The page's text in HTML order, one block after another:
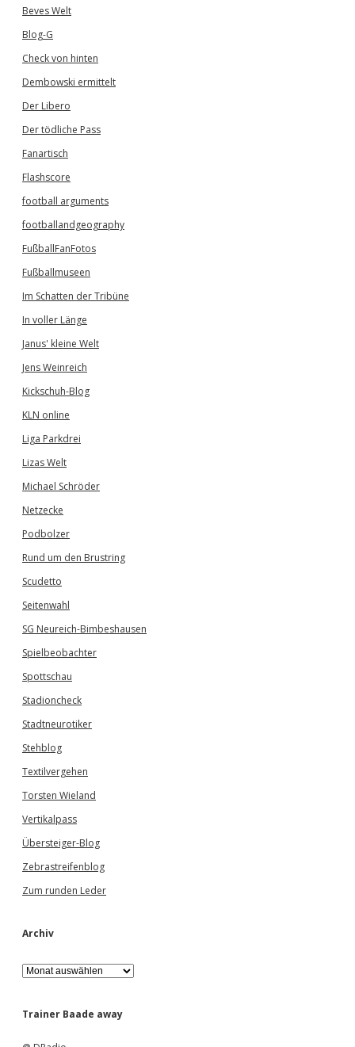
Beves Welt
Blog-G
Check von hinten
Dembowski ermittelt
Der Libero
Der tödliche Pass
Fanartisch
Flashscore
football arguments
footballandgeography
FußballFanFotos
Fußballmuseen
Im Schatten der Tribüne
In voller Länge
Janus' kleine Welt
Jens Weinreich
Kickschuh-Blog
KLN online
Liga Parkdrei
Lizas Welt
Michael Schröder
Netzecke
Podbolzer
Rund um den Brustring
Scudetto
Seitenwahl
SG Neureich-Bimbeshausen
Spielbeobachter
Spottschau
Stadioncheck
Stadtneurotiker
Stehblog
Textilvergehen
Torsten Wieland
Vertikalpass
Übersteiger-Blog
Zebrastreifenblog
Zum runden Leder
Archiv
A
r
h
Trainer Baade away